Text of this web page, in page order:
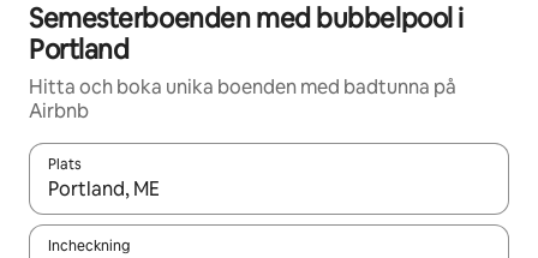
Semesterboenden med bubbelpool i
Portland
Hitta och boka unika boenden med badtunna på
Airbnb
Plats
När resultaten är tillgängliga kan du navigera med upp- och
Incheckning